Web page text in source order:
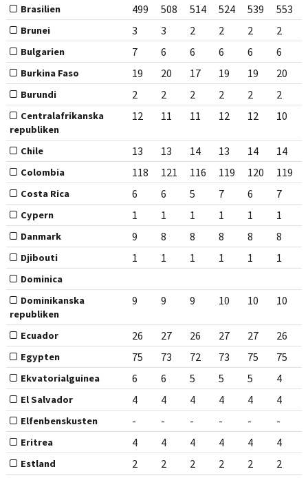
Brasilien 499 508 514 524 539 553
Brunei 3 3 2 2 2 2
Bulgarien 7 6 6 6 6 6
Burkina Faso 19 20 17 19 19 20
Burundi 2 2 2 2 2 2
Centralafrikanska
republiken
12 11 11 12 12 10
Chile 13 13 14 13 14 14
Colombia 118 121 116 119 120 119
Costa Rica 6 6 5 7 6 7
Cypern 1 1 1 1 1 1
Danmark 9 8 8 8 8 8
Djibouti 1 1 1 1 1 1
Dominica
Dominikanska
republiken
9 9 9 10 10 10
Ecuador 26 27 26 27 27 26
Egypten 75 73 72 73 75 75
Ekvatorialguinea 6 6 5 5 5 4
El Salvador 4 4 4 4 4 4
Elfenbenskusten - - - - - -
Eritrea 4 4 4 4 4 4
Estland 2 2 2 2 2 2